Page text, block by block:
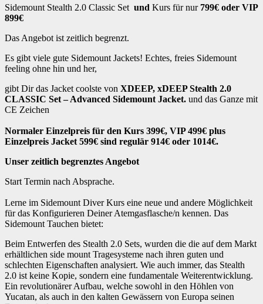
Sidemount Stealth 2.0 Classic Set und Kurs für nur 799€ oder VIP
899€
Das Angebot ist zeitlich begrenzt.
Es gibt viele gute Sidemount Jackets! Echtes, freies Sidemount
feeling ohne hin und her,
gibt Dir das Jacket coolste von XDEEP, xDEEP Stealth 2.0
CLASSIC Set – Advanced Sidemount Jacket. und das Ganze mit
CE Zeichen
Normaler Einzelpreis für den Kurs 399€, VIP 499€ plus
Einzelpreis Jacket 599€ sind regulär 914€ oder 1014€.
Unser zeitlich begrenztes Angebot
Start Termin nach Absprache.
Lerne im Sidemount Diver Kurs eine neue und andere Möglichkeit
für das Konfigurieren Deiner Atemgasflasche/n kennen. Das
Sidemount Tauchen bietet:
Beim Entwerfen des Stealth 2.0 Sets, wurden die die auf dem Markt
erhältlichen side mount Tragesysteme nach ihren guten und
schlechten Eigenschaften analysiert. Wie auch immer, das Stealth
2.0 ist keine Kopie, sondern eine fundamentale Weiterentwicklung.
Ein revolutionärer Aufbau, welche sowohl in den Höhlen von
Yucatan, als auch in den kalten Gewässern von Europa seinen